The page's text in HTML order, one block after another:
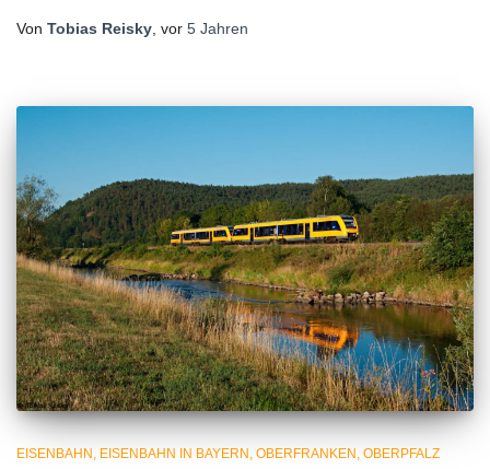
Von Tobias Reisky , vor 5 Jahren
EISENBAHN EISENBAHN IN BAYERN OBERFRANKEN OBERPFALZ